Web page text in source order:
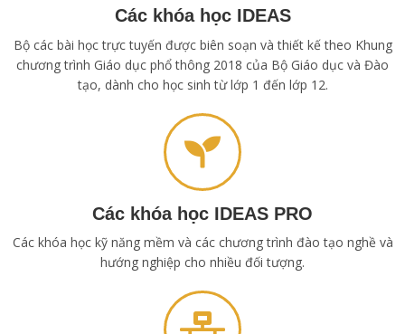
Các khóa học IDEAS
Bộ các bài học trực tuyến được biên soạn và thiết kế theo Khung
chương trình Giáo dục phổ thông 2018 của Bộ Giáo dục và Đào
tạo, dành cho học sinh từ lớp 1 đến lớp 12.
Các khóa học IDEAS PRO
Các khóa học kỹ năng mềm và các chương trình đào tạo nghề và
hướng nghiệp cho nhiều đối tượng.